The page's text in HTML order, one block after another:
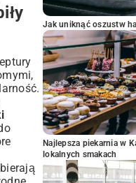
Jak uniknąć oszustw
Najlepsza piekarnia w
lokalnych smakach